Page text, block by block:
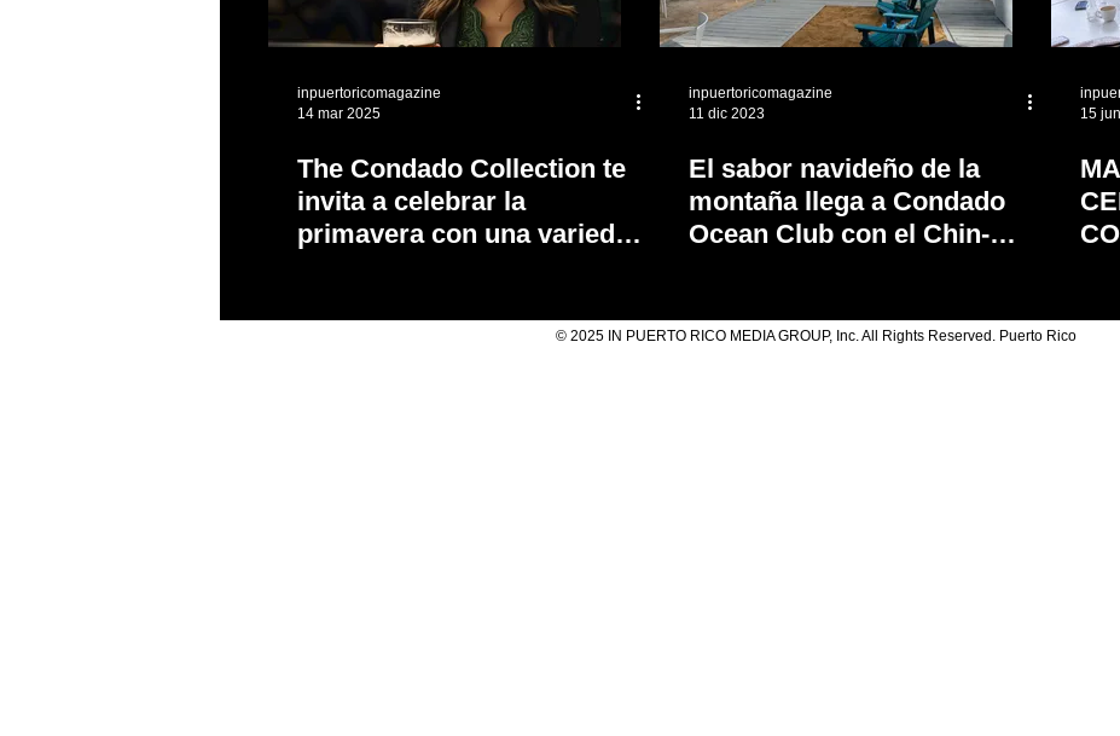
inpuertoricomagazine
14 mar 2025
The Condado Collection te
invita a celebrar la
primavera con una variedad
inpuertoricomagazine
11 dic 2023
El sabor navideño de la
montaña llega a Condado
Ocean Club con el Chin-
15
© 2025 IN PUERTO RICO MEDIA GROUP, Inc. All Rights Reserved. Puerto Rico